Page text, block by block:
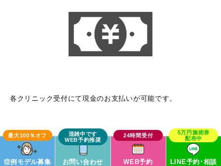
各クリニック受付にて現金のお支払いが可能です。
デビットカード
症例モデル募集 お問い合わせ WEB予約 LINE予約･相談